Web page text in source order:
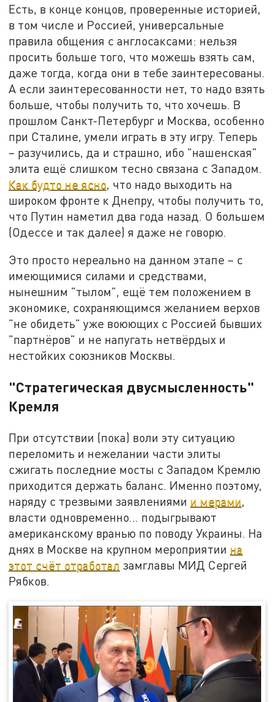
Есть, в конце концов, проверенные историей,
в том числе и Россией, универсальные
правила общения с англосаксами: нельзя
просить больше того, что можешь взять сам,
даже тогда, когда они в тебе заинтересованы.
А если заинтересованности нет, то надо взять
больше, чтобы получить то, что хочешь. В
прошлом Санкт-Петербург и Москва, особенно
при Сталине, умели играть в эту игру. Теперь
– разучились, да и страшно, ибо "нашенская"
элита ещё слишком тесно связана с Западом.
Как будто не ясно, что надо выходить на
широком фронте к Днепру, чтобы получить то,
что Путин наметил два года назад. О большем
(Одессе и так далее) я даже не говорю.
Это просто нереально на данном этапе – с
имеющимися силами и средствами,
нынешним "тылом", ещё тем положением в
экономике, сохраняющимся желанием верхов
"не обидеть" уже воюющих с Россией бывших
"партнёров" и не напугать нетвёрдых и
нестойких союзников Москвы.
"Стратегическая двусмысленность"
Кремля
При отсутствии (пока) воли эту ситуацию
переломить и нежелании части элиты
сжигать последние мосты с Западом Кремлю
приходится держать баланс. Именно поэтому,
наряду с трезвыми заявлениями и мерами,
власти одновременно… подыгрывают
американскому вранью по поводу Украины. На
днях в Москве на крупном мероприятии на
этот счёт отработал замглавы МИД Сергей
Рябков.